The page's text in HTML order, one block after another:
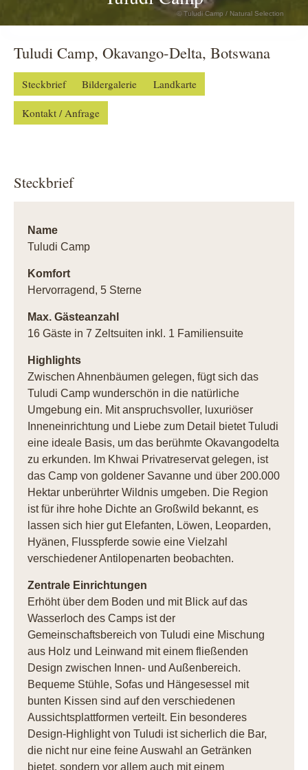
© Tuludi Camp / Natural Selection
Tuludi Camp, Okavango-Delta, Botswana
Steckbrief Bildergalerie Landkarte
Kontakt / Anfrage
Steckbrief
Name
Tuludi Camp
Komfort
Hervorragend, 5 Sterne
Max. Gästeanzahl
16 Gäste in 7 Zeltsuiten inkl. 1 Familiensuite
Highlights
Zwischen Ahnenbäumen gelegen, fügt sich das
Tuludi Camp wunderschön in die natürliche
Umgebung ein. Mit anspruchsvoller, luxuriöser
Inneneinrichtung und Liebe zum Detail bietet Tuludi
eine ideale Basis, um das berühmte Okavangodelta
zu erkunden. Im Khwai Privatreservat gelegen, ist
das Camp von goldener Savanne und über 200.000
Hektar unberührter Wildnis umgeben. Die Region
ist für ihre hohe Dichte an Großwild bekannt, es
lassen sich hier gut Elefanten, Löwen, Leoparden,
Hyänen, Flusspferde sowie eine Vielzahl
verschiedener Antilopenarten beobachten.
Zentrale Einrichtungen
Erhöht über dem Boden und mit Blick auf das
Wasserloch des Camps ist der
Gemeinschaftsbereich von Tuludi eine Mischung
aus Holz und Leinwand mit einem fließenden
Design zwischen Innen- und Außenbereich.
Bequeme Stühle, Sofas und Hängesessel mit
bunten Kissen sind auf den verschiedenen
Aussichtsplattformen verteilt. Ein besonderes
Design-Highlight von Tuludi ist sicherlich die Bar,
die nicht nur eine feine Auswahl an Getränken
bietet, sondern vor allem auch mit einem